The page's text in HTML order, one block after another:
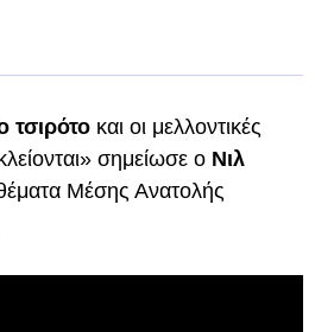
τσιρότο και οι μελλοντικές
σημείωσε ο Νιλ
Μέσης Ανατολής